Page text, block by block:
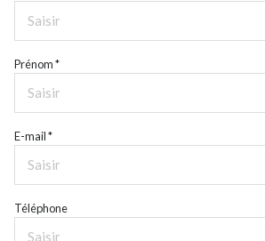
Prénom *
E-mail *
Téléphone